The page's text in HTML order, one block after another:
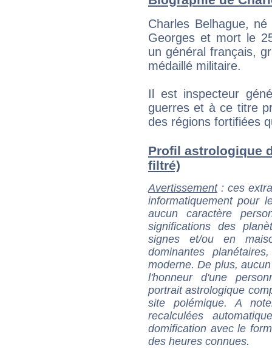
Charles Belhague,
Georges et mort le
un général français,
médaillé militaire.
Il est inspecteur
guerres et à ce titre
des régions fortifiées
Profil astrologique
filtré)
Avertissement: ces
informatiquement pour
aucun caractère
significations des
signes et/ou en
dominantes
moderne. De plus,
l'honneur d'une
portrait astrologique
site polémique. A
recalculées
domification avec le
des heures connues.